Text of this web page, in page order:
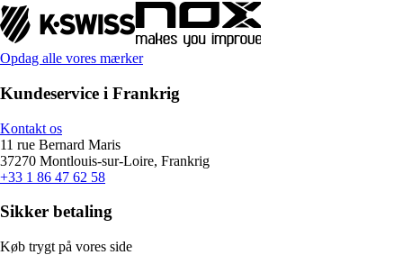
Opdag alle vores mærker
Kundeservice i Frankrig
Kontakt os
11 rue Bernard Maris
37270 Montlouis-sur-Loire, Frankrig
+33 1 86 47 62 58
Sikker betaling
Køb trygt på vores side